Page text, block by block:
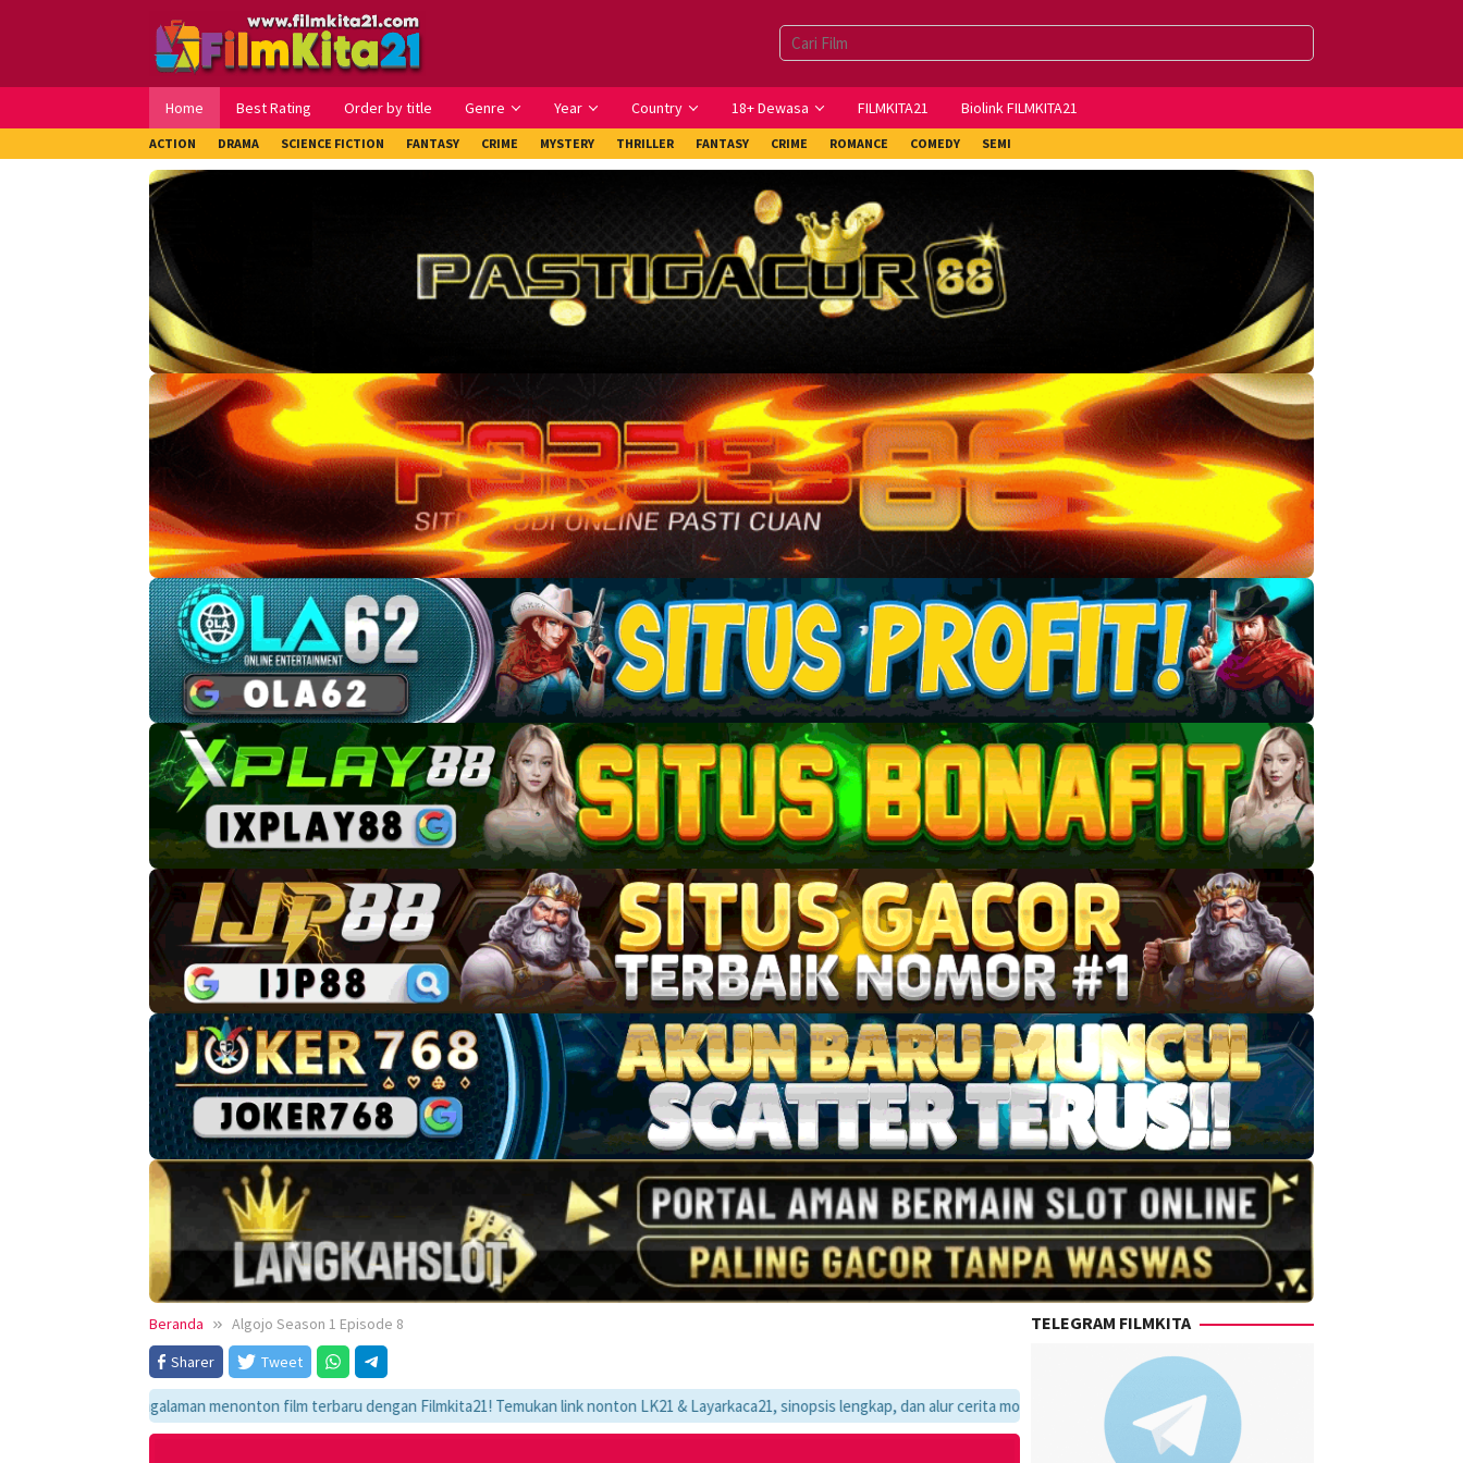
Home Best Rating Order by title Genre Year Country 18+ Dewasa FILMKITA21 Biolink FILMKITA21
ACTION DRAMA SCIENCE FICTION FANTASY CRIME MYSTERY THRILLER FANTASY CRIME ROMANCE COMEDY SEMI
Beranda
Algojo Season 1 Episode 8
Sharer
Tweet
pengalaman menonton film terbaru dengan Filmkita21! Temukan link nonton LK21 & Layarkaca21, sinopsis lengkap, dan alur cerita movie favoritmu dalam satu tempat yang praktis dan update setiap hari.
TELEGRAM FILMKITA